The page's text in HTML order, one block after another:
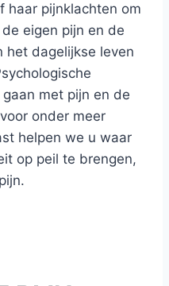
haar pijnklachten om
eigen pijn en de
het dagelijkse leven
met pijn en de
onder meer
helpen we u waar
op peil te brengen,